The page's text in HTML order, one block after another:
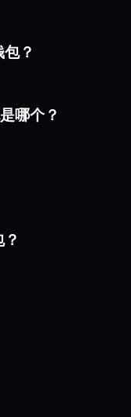
？
哪个？